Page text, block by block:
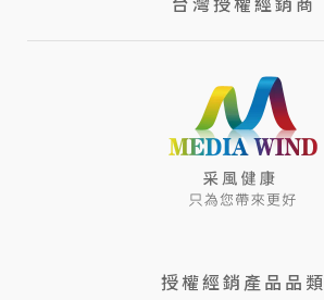
授權經銷產品品類